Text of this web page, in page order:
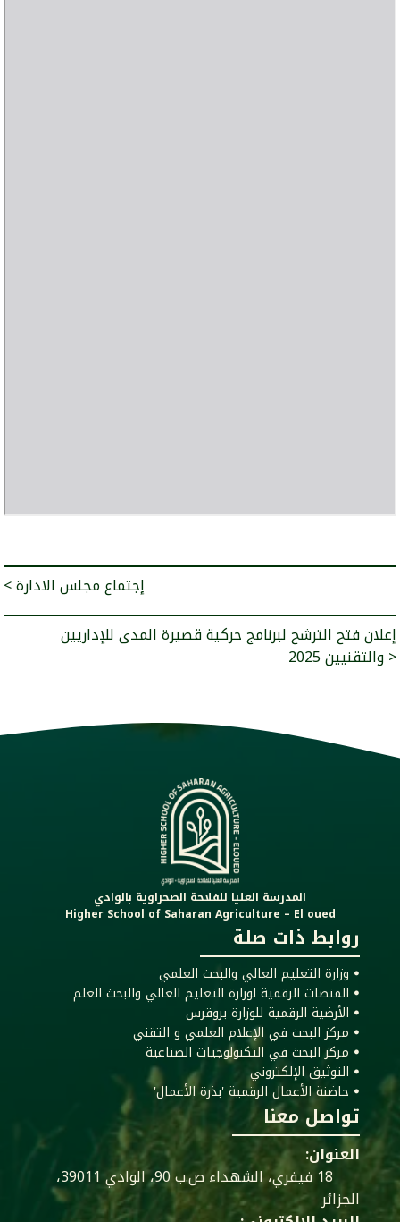
< إجتماع مجلس الادارة
إعلان فتح الترشح لبرنامج حركية قصيرة المدى للإداريين
والتقنيين 2025 >
المدرسة العليا للفلاحة الصحراوية بالوادي
Higher School of Saharan Agriculture – El oued
روابط ذات صلة
ꔷ وزارة التعليم العالي والبحث العلمي
ꔷ المنصات الرقمية لوزارة التعليم العالي والبحث العلم
ꔷ الأرضية الرقمية للوزارة بروقرس
ꔷ مركز البحث في الإعلام العلمي و التقني
ꔷ مركز البحث في التكنولوجيات الصناعية
ꔷ التوثيق الإلكتروني
ꔷ حاضنة الأعمال الرقمية 'بذرة الأعمال'
تواصل معنا
العنوان:
18 فيفري، الشهداء ص.ب 90، الوادي 39011،
الجزائر